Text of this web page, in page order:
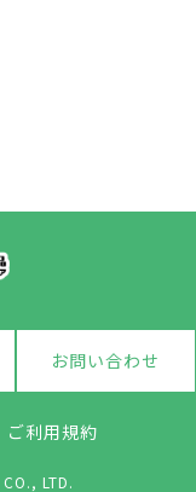
お問い合わせ
ご利用規約
LTD.